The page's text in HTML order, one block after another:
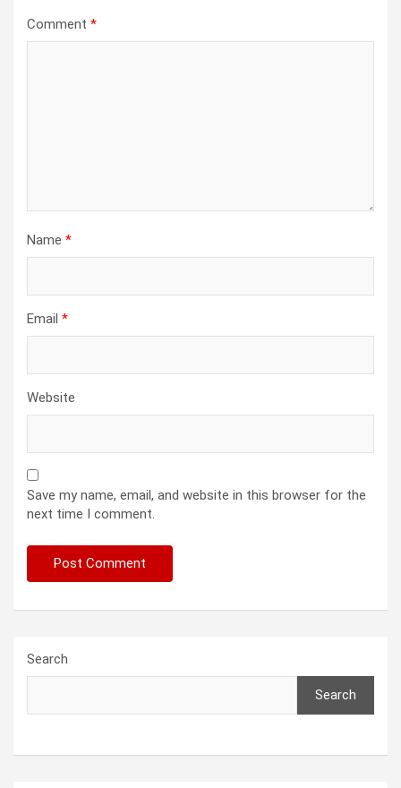
Comment *
Name *
Email *
Website
Save my name, email, and website in this browser for the
next time I comment.
Search
Search